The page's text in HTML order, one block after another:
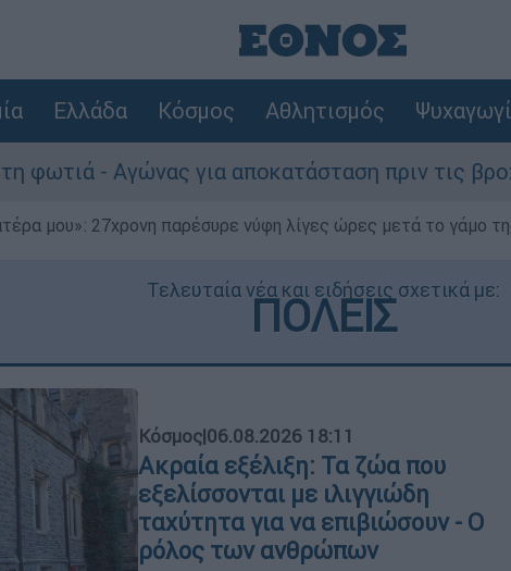
Ελλάδα Κόσμος Αθλητισμός
για αποκατάσταση πριν τις βροχές
μου»: 27χρονη παρέσυρε νύφη λίγες ώρες μετά το γάμο
Τελευταία νέα και ειδήσεις σχετικά με:
ΠΟΛΕΙΣ
Κόσμος|06.08.2026 18:11
Ακραία εξέλιξη: Τα ζώα που
εξελίσσονται με ιλιγγιώδη
ταχύτητα για να επιβιώσουν - Ο
ρόλος των ανθρώπων